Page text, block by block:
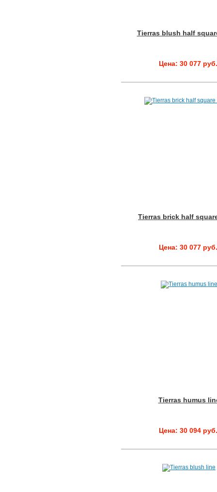
Tierras blush half
Цена: 30 077 руб.
Tierras brick half
Цена: 30 077 руб.
Tierras humus
Цена: 30 094 руб.